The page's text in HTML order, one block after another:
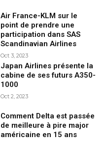
Air France-KLM sur le
point de prendre une
participation dans SAS
Scandinavian Airlines
Oct 3, 2023
Japan Airlines présente la
cabine de ses futurs A350-
1000
Oct 2, 2023
Comment Delta est passée
de meilleure à pire major
américaine en 15 ans